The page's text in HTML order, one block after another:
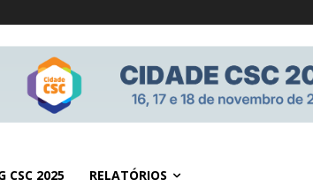
CSC 2025 RELATÓRIOS